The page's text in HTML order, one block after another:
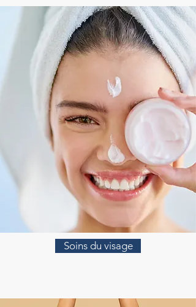
Soins du visage